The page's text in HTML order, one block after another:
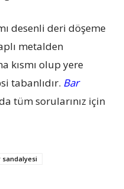
desenli deri döşeme
metalden
kısmı olup yere
tabanlıdır. Bar
tüm sorularınız için
sandalyesi